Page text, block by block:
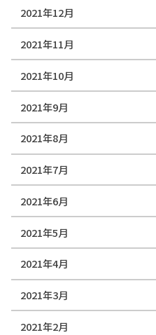
2021年12月
2021年11月
2021年10月
2021年9月
2021年8月
2021年7月
2021年6月
2021年5月
2021年4月
2021年3月
2021年2月